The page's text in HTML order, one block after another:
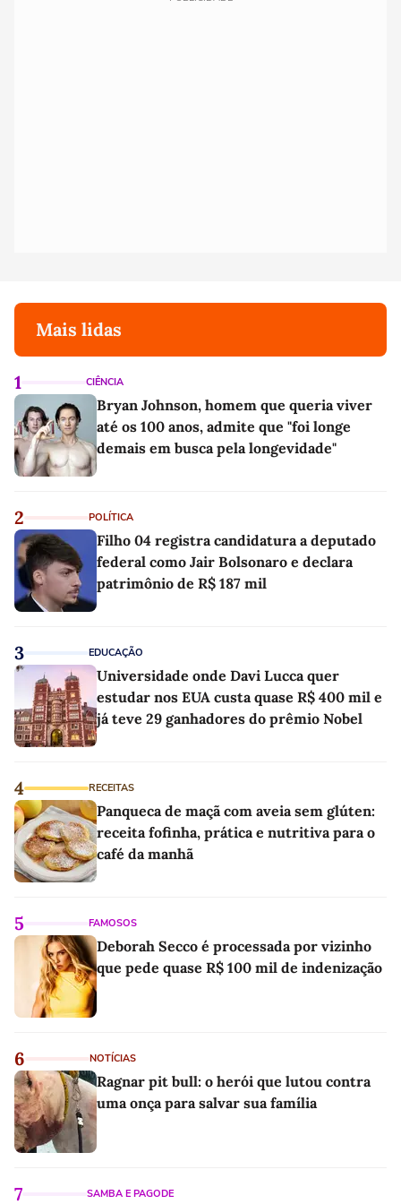
Mais lidas
1 CIÊNCIA
Bryan Johnson, homem que queria viver
até os 100 anos, admite que "foi longe
demais em busca pela longevidade"
2 POLÍTICA
Filho 04 registra candidatura a deputado
federal como Jair Bolsonaro e declara
patrimônio de R$ 187 mil
3 EDUCAÇÃO
Universidade onde Davi Lucca quer
estudar nos EUA custa quase R$ 400 mil e
já teve 29 ganhadores do prêmio Nobel
4 RECEITAS
Panqueca de maçã com aveia sem glúten:
receita fofinha, prática e nutritiva para o
café da manhã
5 FAMOSOS
Deborah Secco é processada por vizinho
que pede quase R$ 100 mil de indenização
6 NOTÍCIAS
Ragnar pit bull: o herói que lutou contra
uma onça para salvar sua família
7 SAMBA E PAGODE